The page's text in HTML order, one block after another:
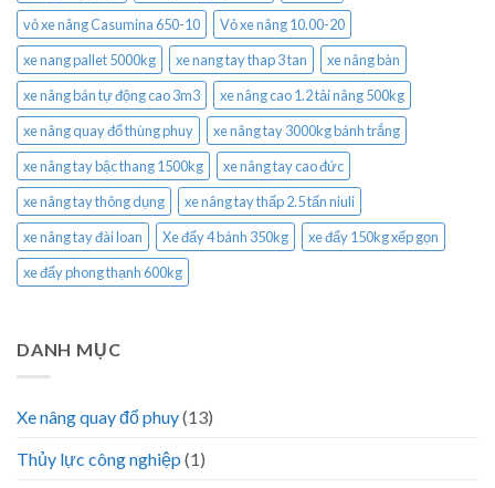
vỏ xe nâng Casumina 650-10
Vỏ xe nâng 10.00-20
xe nang pallet 5000kg
xe nang tay thap 3 tan
xe nâng bàn
xe nâng bán tự động cao 3m3
xe nâng cao 1.2 tải nâng 500kg
xe nâng quay đổ thùng phuy
xe nâng tay 3000kg bánh trắng
xe nâng tay bậc thang 1500kg
xe nâng tay cao đức
xe nâng tay thông dụng
xe nâng tay thấp 2.5 tấn niuli
xe nâng tay đài loan
Xe đẩy 4 bánh 350kg
xe đẩy 150kg xếp gọn
xe đẩy phong thạnh 600kg
DANH MỤC
Xe nâng quay đổ phuy(13)
Thủy lực công nghiệp (1)